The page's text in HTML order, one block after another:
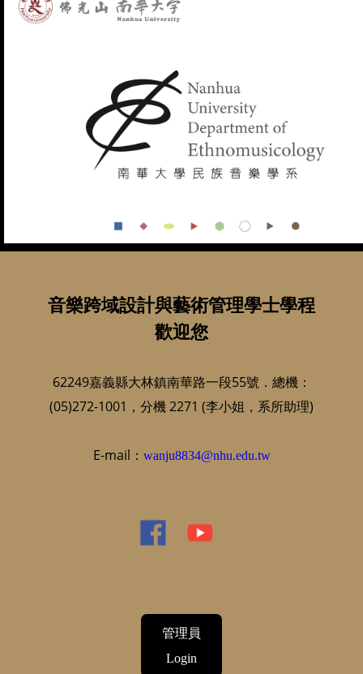
音樂跨域設計與藝術管理學士學程
歡迎您
62249嘉義縣大林鎮南華路一段55號．總機：
(05)272-1001，分機 2271 (李小姐，系所助理)
E-mail： wanju8834@nhu.edu.tw
管理員
Login